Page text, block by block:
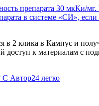
препарата 30 мкКи/
в системе «СИ»,
в 2 клика в Кампус и
доступ к материалам с